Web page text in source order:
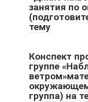
занятия по
тему
Конспект
группе
группа) на